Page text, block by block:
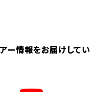
ー情報をお届けしてい